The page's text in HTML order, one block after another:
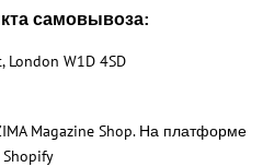
самовывоза:
London W1D 4SD
Magazine Shop. На платформе
Shopify